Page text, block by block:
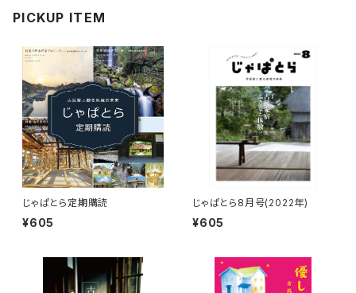
PICKUP ITEM
じゃぱとら定期購読
¥605
じゃぱとら8月号(2022年)
¥605